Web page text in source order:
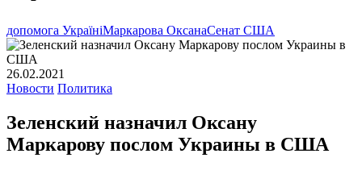
допомога УкраїніМаркарова ОксанаСенат США
26.02.2021
Новости Политика
Зеленский назначил Оксану
Маркарову послом Украины в США